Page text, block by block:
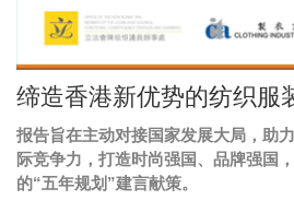
Image
Caption
缔造香港新优势的纺织服
Text
Area
报告旨在主动对接国家发展大局，助
际竞争力，打造时尚强国、品牌强国
的“五年规划”建言献策。